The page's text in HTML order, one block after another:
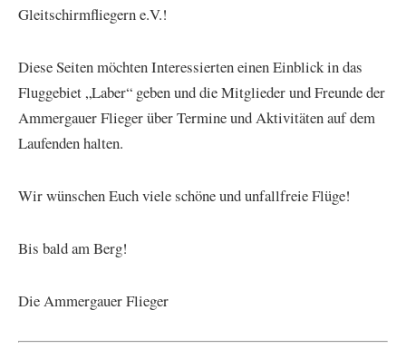
Gleitschirmfliegern e.V.!
Diese Seiten möchten Interessierten einen Einblick in das
Fluggebiet „Laber“ geben und die Mitglieder und Freunde der
Ammergauer Flieger über Termine und Aktivitäten auf dem
Laufenden halten.
Wir wünschen Euch viele schöne und unfallfreie Flüge!
Bis bald am Berg!
Die Ammergauer Flieger